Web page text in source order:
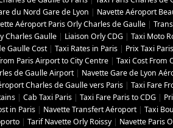
du Nord Gare de Lyon | Navette Aéroport
Aéroport Paris Orly Charles de Gaulle |
Charles Gaulle | Liaison Orly CDG | Taxi Moto
Gaulle Cost| Taxi Rates in Paris | Prix Taxi
Paris Airport to City Centre | Taxi Cost From
de Gaulle Airport| Navette Gare de Lyon
Charles de Gaulle vers Paris | Taxi Fare
| Cab Taxi Paris | Taxi Fare Paris to CDG |
in Paris | Navette Transfert Aéroport| Taxi
| Tarif Navette Orly Roissy| Navette Paris